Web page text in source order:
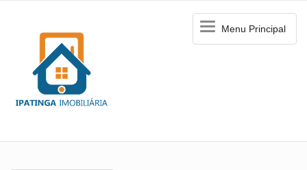
MenuMenu Principal